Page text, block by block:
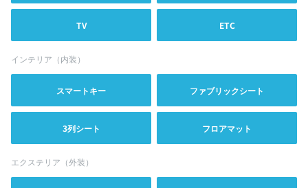
TV ETC
インテリア（内装）
スマートキー ファブリックシート
3列シート フロアマット
エクステリア（外装）